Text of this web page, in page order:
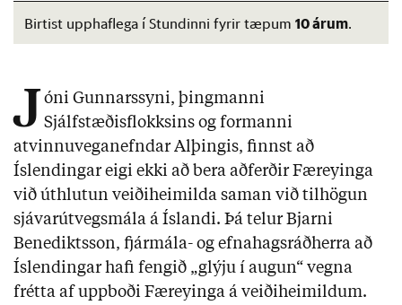
Birtist upphaflega í Stundinni fyrir tæpum 10 árum.
J óni Gunnarssyni, þingmanni
Sjálfstæðisflokksins og formanni
atvinnuveganefndar Alþingis, finnst að
Íslendingar eigi ekki að bera aðferðir Færeyinga
við úthlutun veiðiheimilda saman við tilhögun
sjávarútvegsmála á Íslandi. Þá telur Bjarni
Benediktsson, fjármála- og efnahagsráðherra að
Íslendingar hafi fengið „glýju í augun“ vegna
frétta af uppboði Færeyinga á veiðiheimildum.